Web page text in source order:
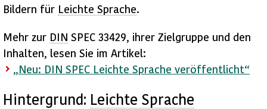
Bildern für Leichte Sprache.
Mehr zur DIN SPEC 33429, ihrer Zielgruppe und den
Inhalten, lesen Sie im Artikel:
„Neu: DIN SPEC Leichte Sprache veröffentlicht“
Hintergrund: Leichte Sprache